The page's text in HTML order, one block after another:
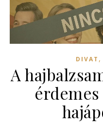
DIVAT ,
A